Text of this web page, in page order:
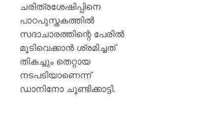
ചരിത്രശേഷിപ്പിനെ
പാഠപുസ്തകത്തിൽ
സദാചാരത്തിന്റെ പേരിൽ
മൂടിവെക്കാൻ ശ്രമിച്ചത്
തികച്ചും തെറ്റായ
നടപടിയാണെന്ന്
ഡാനിനോ ചൂണ്ടിക്കാട്ടി.